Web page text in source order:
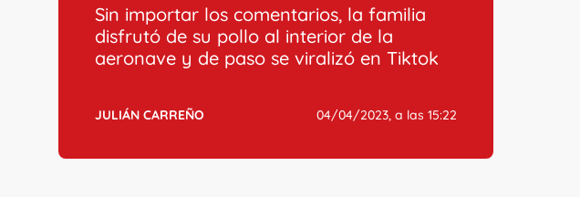
Sin importar los comentarios, la familia
disfrutó de su pollo al interior de la
aeronave y de paso se viralizó en Tiktok
JULIÁN CARREÑO 04/04/2023, a las 15:22